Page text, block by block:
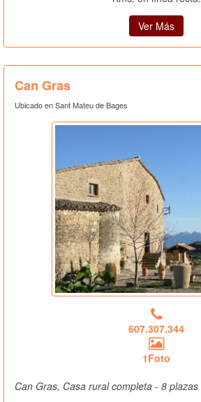
Ver Más
Can Gras
Ubicado en Sant Mateu de Bages
607.307.344
1Foto
Can Gras, Casa rural completa - 8 plazas